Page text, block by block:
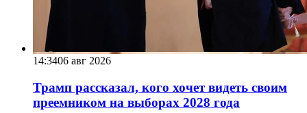
14:3406 авг 2026
Трамп рассказал, кого хочет видеть своим
преемником на выборах 2028 года